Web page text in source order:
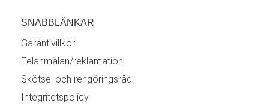
SNABBLÄNKAR
Garantivillkor
Felanmälan/reklamation
Skötsel och rengöringsråd
Integritetspolicy